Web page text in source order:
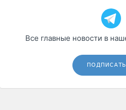
Все главные новости в